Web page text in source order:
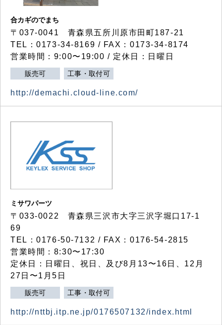
合カギのでまち
〒037-0041 青森県五所川原市田町187-21
TEL：0173-34-8169 / FAX：0173-34-8174
営業時間：9:00〜19:00 / 定休日：日曜日
販売可 工事・取付可
http://demachi.cloud-line.com/
ミサワパーツ
〒033-0022 青森県三沢市大字三沢字堀口17-1
69
TEL：0176-50-7132 / FAX：0176-54-2815
営業時間：8:30〜17:30
定休日：日曜日、祝日、及び8月13〜16日、12月
27日〜1月5日
販売可 工事・取付可
http://nttbj.itp.ne.jp/0176507132/index.html